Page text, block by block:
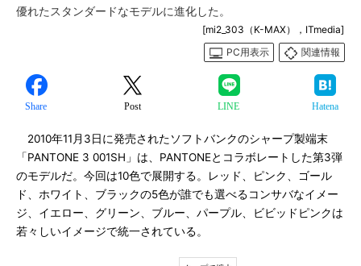
優れたスタンダードなモデルに進化した。
[mi2_303（K-MAX），ITmedia]
PC用表示
関連情報
Share Post LINE Hatena
2010年11月3日に発売されたソフトバンクのシャープ製端末
「PANTONE 3 001SH」は、PANTONEとコラボレートした第3弾
のモデルだ。今回は10色で展開する。レッド、ピンク、ゴール
ド、ホワイト、ブラックの5色が誰でも選べるコンサバなイメー
ジ、イエロー、グリーン、ブルー、パープル、ビビッドピンクは
若々しいイメージで統一されている。